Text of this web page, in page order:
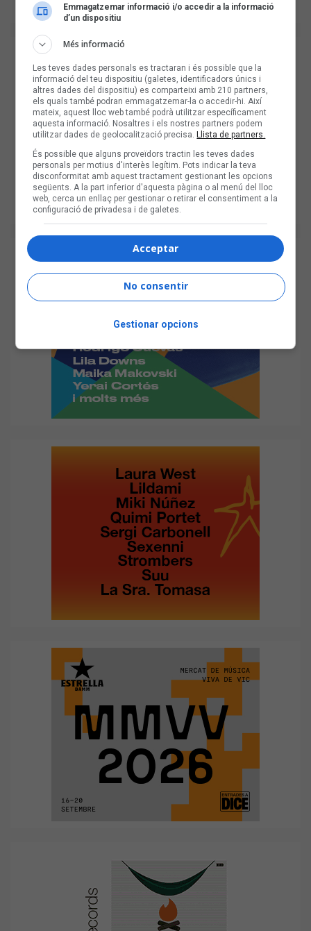
Emmagatzemar informació i/o accedir a la informació
d’un dispositiu
Més informació
Les teves dades personals es tractaran i és possible que la
informació del teu dispositiu (galetes, identificadors únics i
altres dades del dispositiu) es comparteixi amb 210 partners,
els quals també podran emmagatzemar-la o accedir-hi. Així
mateix, aquest lloc web també podrà utilitzar específicament
aquesta informació. Nosaltres i els nostres partners podem
utilitzar dades de geolocalització precisa. Llista de partners.
És possible que alguns proveïdors tractin les teves dades
personals per motius d'interès legítim. Pots indicar la teva
disconformitat amb aquest tractament gestionant les opcions
següents. A la part inferior d'aquesta pàgina o al menú del lloc
web, cerca un enllaç per gestionar o retirar el consentiment a la
configuració de privadesa i de galetes.
Acceptar
No consentir
Gestionar opcions